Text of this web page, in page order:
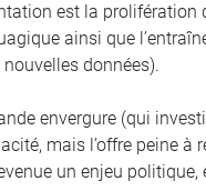
est la prolifération
ainsi que
données).
envergure (qui
mais l’offre peine
un enjeu